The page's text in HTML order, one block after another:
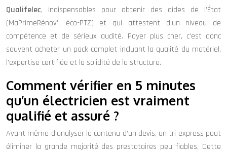
Qualifelec, indispensables pour obtenir des aides de l’État
(MaPrimeRénov’, éco-PTZ) et qui attestent d’un niveau de
compétence et de sérieux audité. Payer plus cher, c’est donc
souvent acheter un pack complet incluant la qualité du matériel,
l’expertise certifiée et la solidité de la structure.
Comment vérifier en 5 minutes
qu’un électricien est vraiment
qualifié et assuré ?
Avant même d’analyser le contenu d’un devis, un tri express peut
éliminer la grande majorité des prestataires peu fiables. Cette